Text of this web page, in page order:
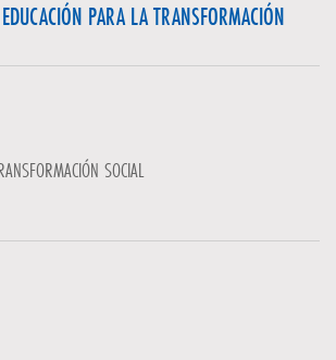
PARA LA TRANSFORMACIÓN
SOCIAL